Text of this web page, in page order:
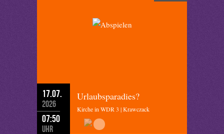
17.07.
2026
07:50
Uhr
Urlaubsparadies?
Kirche in WDR 3 | Krawczack